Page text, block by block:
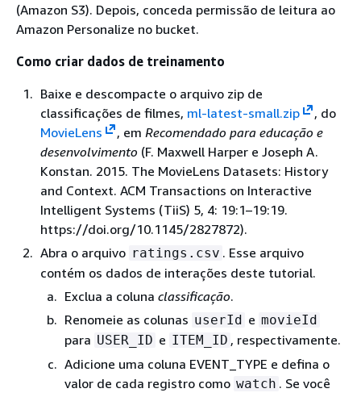
(Amazon S3). Depois, conceda permissão de leitura ao
Amazon Personalize no bucket.
Como criar dados de treinamento
Baixe e descompacte o arquivo zip de
classificações de filmes, ml-latest-small.zip
, do
MovieLens
, em Recomendado para educação e
desenvolvimento (F. Maxwell Harper e Joseph A.
Konstan. 2015. The MovieLens Datasets: History
and Context. ACM Transactions on Interactive
Intelligent Systems (TiiS) 5, 4: 19:1–19:19.
https://doi.org/10.1145/2827872).
Abra o arquivo ratings.csv . Esse arquivo
contém os dados de interações deste tutorial.
Exclua a coluna classificação.
Renomeie as colunas userId e movieId
para USER_ID e ITEM_ID , respectivamente.
Adicione uma coluna EVENT_TYPE e defina o
valor de cada registro como watch . Se você